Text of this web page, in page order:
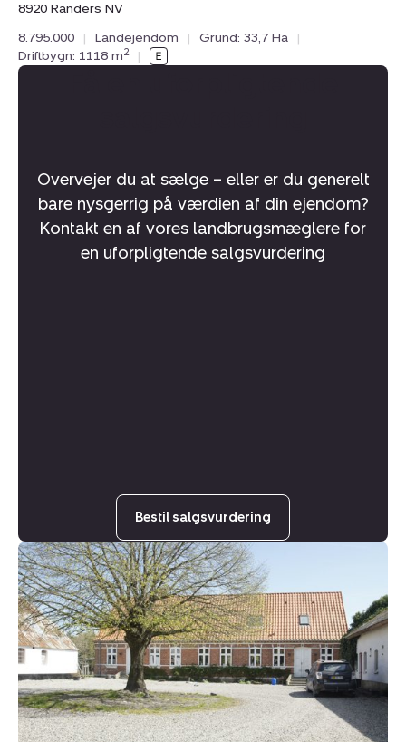
8920 Randers NV
8.795.000
| Landejendom | Grund: 33,7 Ha
|
Driftbygn: 1118 m2 |
Overvejer du at sælge – eller er du generelt
bare nysgerrig på værdien af din ejendom?
Kontakt en af vores landbrugsmæglere for
en uforpligtende salgsvurdering
Bestil salgsvurdering
Landejendom:
Hemvej
36,
Hem,
9550
Mariager